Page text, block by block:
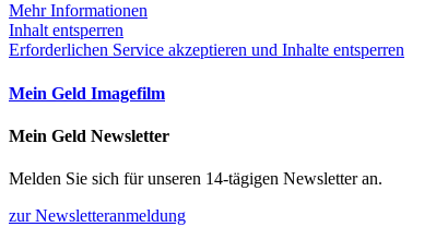
Mehr Informationen
Inhalt entsperren
Erforderlichen Service akzeptieren und Inhalte entsperren
Mein Geld Imagefilm
Mein Geld Newsletter
Melden Sie sich für unseren 14-tägigen Newsletter an.
zur Newsletteranmeldung